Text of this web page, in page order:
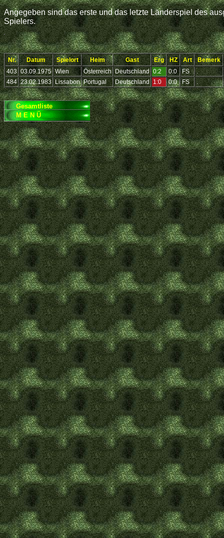
Angegeben sind das erste und das letzte Länderspiel des
Spielers.
Nr. Datum Spielort Heim Gast Erg HZ Art
Bemerk
403 03.09.1975 Wien Österreich Deutschland 0:2 0:0 FS
.
484 23.02.1983 Lissabon Portugal Deutschland 1:0 0:0 FS .
Gesamtliste
M E N Ü